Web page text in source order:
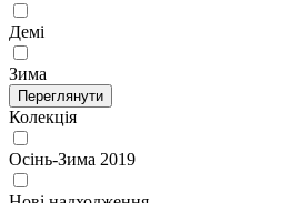
Демі
Зима
Переглянути
Колекція
Осінь-Зима 2019